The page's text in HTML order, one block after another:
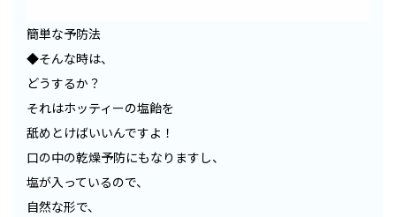
簡単な予防法
◆そんな時は、
どうするか？
それはホッティーの塩飴を
舐めとけばいいんですよ！
口の中の乾燥予防にもなりますし、
塩が入っているので、
自然な形で、